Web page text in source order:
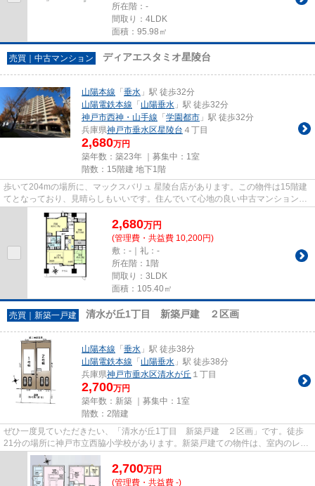
所在階：-
間取り：4LDK
面積：95.98㎡
売買｜中古マンション ディアエスタミオ星陵台
山陽本線 「 垂水 」駅 徒歩32分
山陽電鉄本線 「 山陽垂水 」駅 徒歩32分
神戸市西神・山手線 「 学園都市 」駅 徒歩32分
兵庫県神戸市垂水区星陵台 ４丁目
2,680万円
築年数：築23年 ｜募集中： 1室
階数：15階建 地下1階
歩いて204mの場所に、マックスバリュ 星陵台店があります。この物件は15階建
てとなっており、見晴らしもいいです。住んでいて心地の良い中古マンションで
魅力的です。神戸市垂水区で不...
2,680万円
(管理費・共益費 10,200円)
敷：-｜礼：-
所在階：1階
間取り：3LDK
面積：105.40㎡
売買｜新築一戸建 清水が丘1丁目 新築戸建 ２区画
山陽本線 「 垂水 」駅 徒歩38分
山陽電鉄本線 「 山陽垂水 」駅 徒歩38分
兵庫県神戸市垂水区清水が丘 １丁目
2,700万円
築年数：新築 ｜募集中： 1室
階数：2階建
ぜひ一度見ていただきたい、「清水が丘1丁目 新築戸建 ２区画」です。徒歩
21分の場所に神戸市立西脇小学校があります。新築戸建ての物件は、室内のレイ
アウトも自分好みに変更可能で...
2,700万円
(管理費・共益費 -)